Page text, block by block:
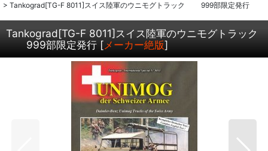
> Tankograd[TG-F 8011]スイス陸軍のウニモグトラック 999部限定発行
Tankograd[TG-F 8011]スイス陸軍のウニモグトラック
999部限定発行 [メーカー絶版]